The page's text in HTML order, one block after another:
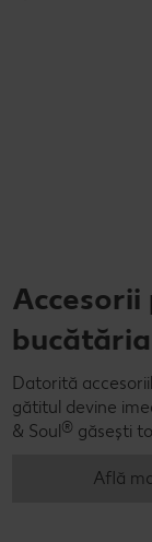
Datorită
gătitul devine
& Soul® găsești
Află